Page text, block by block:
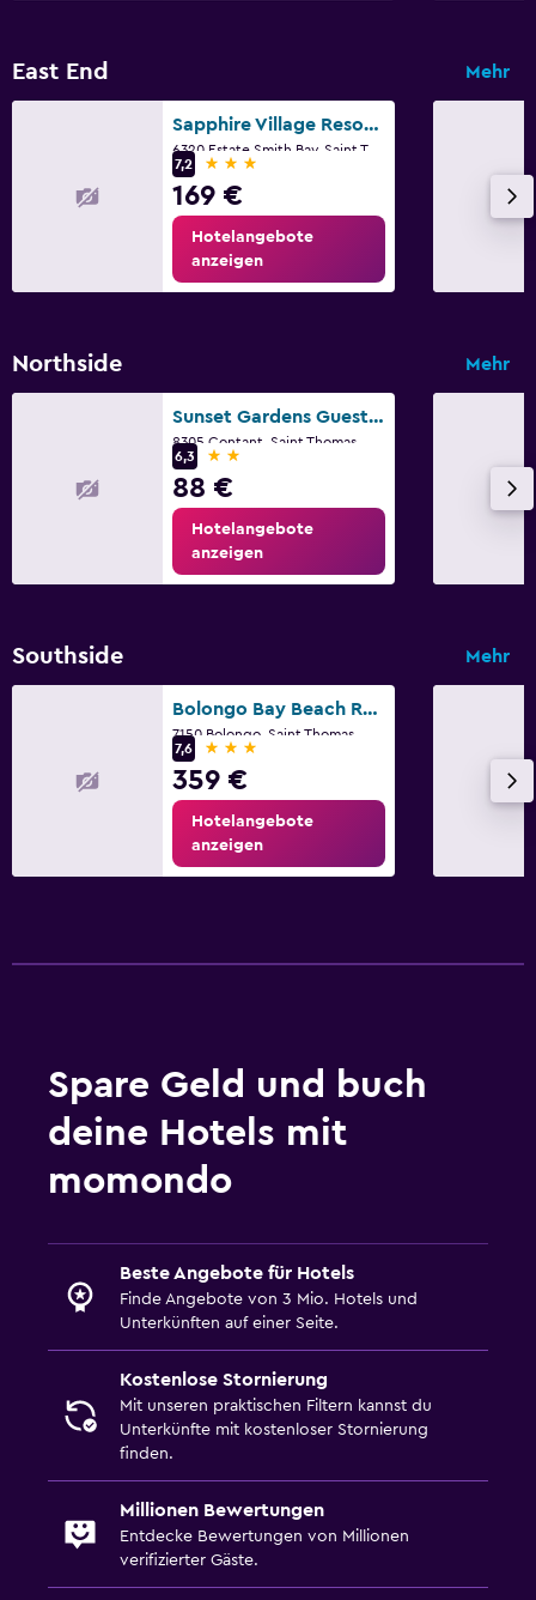
East End Mehr
Sapphire Village Resort by Antilles Resorts
7,2
3 Sterne
169 €
Hotelangebote
anzeigen
Northside Mehr
Sunset Gardens Guesthouse
8305 Contant, Saint Thomas
6,3
2 Sterne
88 €
Hotelangebote
anzeigen
Southside Mehr
Bolongo Bay Beach Resort
7150 Bolongo, Saint Thomas
7,6
3 Sterne
359 €
Hotelangebote
anzeigen
Spare Geld und buch
deine Hotels mit
momondo
Beste Angebote für Hotels
Finde Angebote von 3 Mio. Hotels und
Unterkünften auf einer Seite.
Kostenlose Stornierung
Mit unseren praktischen Filtern kannst du
Unterkünfte mit kostenloser Stornierung
finden.
Millionen Bewertungen
Entdecke Bewertungen von Millionen
verifizierter Gäste.